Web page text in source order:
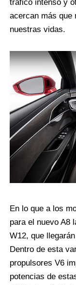
tráfico intenso y
acercan más que
nuestras vidas.
En lo que a los
para el nuevo A8
W12, que
Dentro de esta
propulsores V6
potencias de